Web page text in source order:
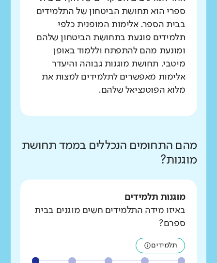
ספרי הוא תחושת הביטחון של התלמידים
בבית הספר. אלימות המופנית כלפי
תלמידים פוגעת בתחושת הביטחון שלהם
ומונעת מהם להתפתח וללמוד באופן
מיטבי. תחושת מוגנות גבוהה והיעדר
אלימות מאפשרים לתלמידים למצות את
מלוא הפוטנציאל שלהם.
מהם התחומים הנכללים בממד תחושת
מוגנות?
מוגנות תלמידים
באיזו מידה התלמידים חשים מוגנים בבית
ספרם?
תלמידים